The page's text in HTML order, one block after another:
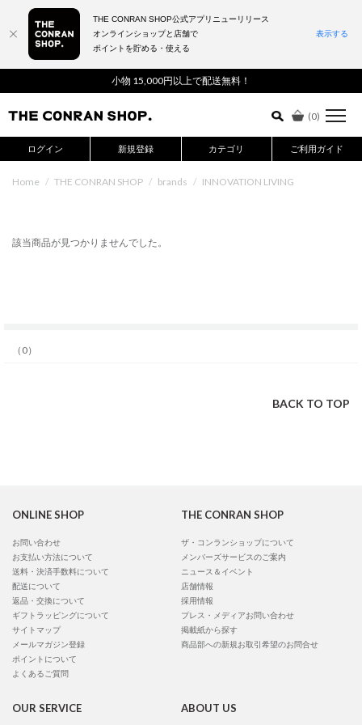
小物 15,000円以上で配送無料！
(0)
ログイン 新規登録 カテゴリ ご利用ガイド
詳細検索はこちら
Home / THE CONRAN SHOP / brands / INNOVATION LIVING
該当商品が見つかりませんでした。
（0）
BACK TO TOP
ONLINE SHOP
お問い合わせ
お支払い方法について
送料・決済手数料について
配送について
返品・交換について
ギフトラッピングについて
サイトマップ
メールマガジン登録
ポイントについて
よくあるご質問
THE CONRAN SHOP
ザ・コンランショップについて
メンバーズサービスのご案内
ニュース＆イベント
店舗情報
採用情報
プレス・メディアお問い合わせ
掲載紙から探す
商品部への新規お取引希望のお問合せ
OUR SERVICE ABOUT US
THE CONRAN SHOP公式アプリニューリリース
オンラインショップと店舗で
ポイントを貯める・使える
表示する